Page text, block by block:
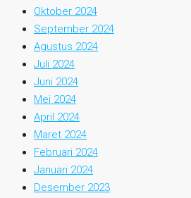
Oktober 2024
September 2024
Agustus 2024
Juli 2024
Juni 2024
Mei 2024
April 2024
Maret 2024
Februari 2024
Januari 2024
Desember 2023